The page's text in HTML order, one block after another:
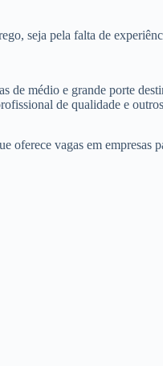
seja pela falta de
de médio e grande porte
de qualidade e
oferece vagas em